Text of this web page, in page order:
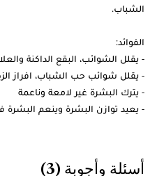
الشباب.
الفوائد:
- يقلل الشوائب، البقع الداكنة
- يقلل شوائب حب الشباب، افراز
- يترك البشرة غير لامعة وناعمة
- يعيد توازن البشرة وينعم البشرة
أسئلة وأجوبة (3)